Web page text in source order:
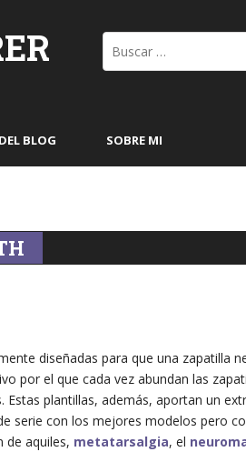
BLOG SOBRE MI
diseñadas para que una zapatilla
por el que cada vez abundan las
plantillas, además, aportan un
serie con los mejores modelos pero
de aquiles, metatarsalgia, el